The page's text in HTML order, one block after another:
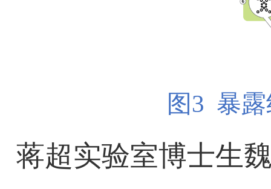
图3 暴
蒋超实验室博士生